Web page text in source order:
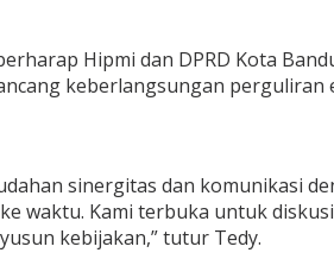
Hipmi dan DPRD Kota
keberlangsungan perguliran
sinergitas dan komunikasi
waktu. Kami terbuka untuk
kebijakan,” tutur Tedy.